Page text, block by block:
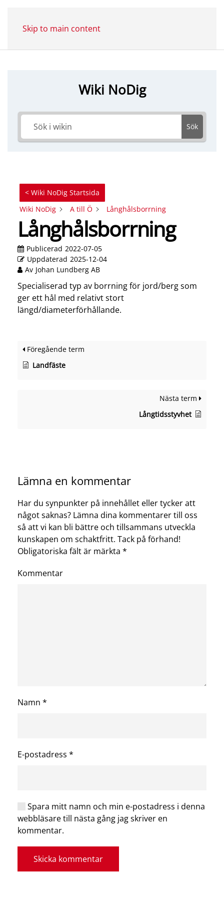
Skip to main content
Wiki NoDig
Sök
< Wiki NoDig Startsida
Wiki NoDig
A till Ö Långhålsborrning
Långhålsborrning
Publicerad 2022-07-05
Uppdaterad 2025-12-04
Av Johan Lundberg AB
Specialiserad typ av borrning för jord/berg som
ger ett hål med relativt stort
längd/diameterförhållande.
Föregående term
Landfäste
Nästa term
Långtidsstyvhet
Lämna en kommentar
Har du synpunkter på innehållet eller tycker att
något saknas? Lämna dina kommentarer till oss
så att vi kan bli bättre och tillsammans utveckla
kunskapen om schaktfritt. Tack på förhand!
Obligatoriska fält är märkta *
Kommentar
Namn *
E-postadress *
Spara mitt namn och min e-postadress i denna
webbläsare till nästa gång jag skriver en
kommentar.
Skicka kommentar